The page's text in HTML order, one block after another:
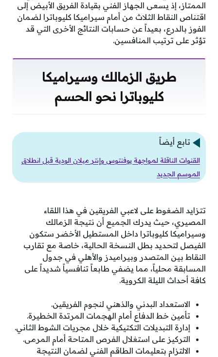
الممتاز، إذ يسعى الجهاز الفني بقيادة الفريق الأبيض إلى
اقتناص النقاط الثلاث من أمام سيراميكا كليوباترا لضمان
الفوز بالدرع، بعيداً عن حسابات النتائج الأخرى التي قد
تؤثر على ترتيب المنافسين.
طريق الزمالك وسيراميكا
كليوباترا نحو الحسم
تابع أيضاً
القنوات الناقلة لمواجهة يوفنتوس وإنتر ميلان الودية قبل انطلاق
الموسم الجديد
تتزايد الضغوط على لاعبي الفريقين في هذا اللقاء
المصيري، حيث يدرك الجميع أن نتيجة الزمالك
وسيراميكا كليوباترا داخل المستطيل الأخضر ستكون
الفيصل لتحديد بطل النسخة الحالية، خاصة مع تقارب
النقاط بين المتصدر وبيراميدز والأهلي في جدول
المسابقة محلياً، مما يضفي طابعاً تنافسياً شديداً على
كافة أحداث الليلة الكروية.
الاستعداد البدني والذهني لنجوم الفريقين.
تأمين خط الدفاع أمام الهجمات المرتدة الخطيرة.
إدارة التبديلات التكتيكية خلال مجريات الشوط الثاني.
التركيز على استغلال الفرص المتاحة أمام المرمى.
الالتزام بتعليمات الطاقم الفني لضمان النتيجة